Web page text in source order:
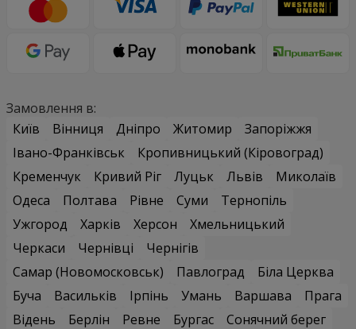
Замовлення в:
Київ
Вінниця Дніпро Житомир
Запоріжжя
Івано-Франківськ
Кропивницький (Кіровоград)
Кременчук
Кривий Ріг Луцьк Львів
Миколаїв
Одеса
Полтава Рівне Суми
Тернопіль
Ужгород
Харків Херсон
Хмельницький
Черкаси
Чернівці
Чернігів
Самар (Новомосковськ)
Павлоград
Біла Церква
Буча
Васильків Ірпінь Умань Варшава
Прага
Відень
Берлін Ревне Бургас
Сонячний берег